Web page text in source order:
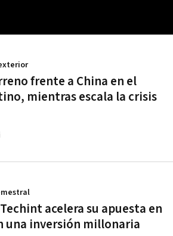
frente a China en el
mientras escala la crisis
acelera su apuesta en
una inversión millonaria